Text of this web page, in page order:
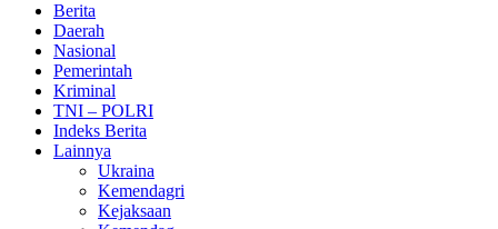
Berita
Daerah
Nasional
Pemerintah
Kriminal
TNI – POLRI
Indeks Berita
Lainnya
Ukraina
Kemendagri
Kejaksaan